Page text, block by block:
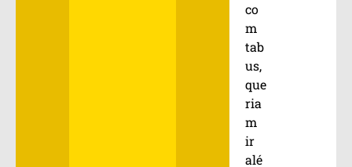
co
m
tab
us,
que
ria
m
ir
alé